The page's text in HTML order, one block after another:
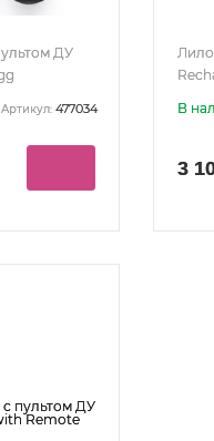
ДУ
Артикул: 477034 В
3